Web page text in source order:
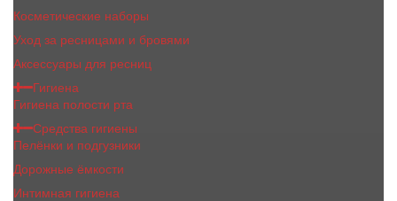
Косметические наборы
Уход за ресницами и бровями
Аксессуары для ресниц
Гигиена
Гигиена полости рта
Средства гигиены
Пелёнки и подгузники
Дорожные ёмкости
Интимная гигиена